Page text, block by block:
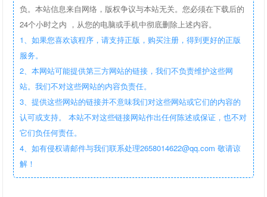
负。本站信息来自网络，版权争议与本站无关。您必须在下载后的
24个小时之内 ，从您的电脑或手机中彻底删除上述内容。
1、如果您喜欢该程序，请支持正版，购买注册，得到更好的正版
服务。
2、本网站可能提供第三方网站的链接，我们不负责维护这些网
站。我们不对这些网站的内容负责任。
3、提供这些网站的链接并不意味我们对这些网站或它们的内容的
认可或支持。 本站不对这些链接网站作出任何陈述或保证，也不对
它们负任何责任。
4、如有侵权请邮件与我们联系处理2658014622@qq.com 敬请谅
解！